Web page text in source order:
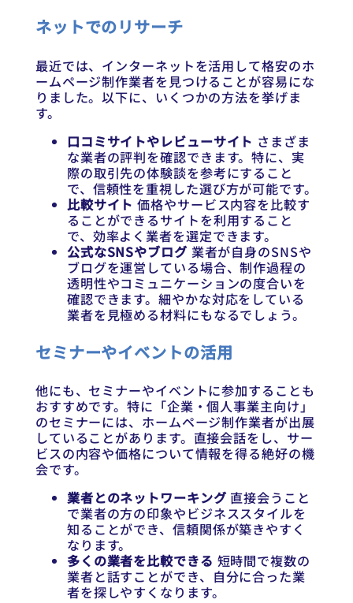
ネットでのリサーチ
最近では、インターネットを活用して格安のホ
ームページ制作業者を見つけることが容易にな
りました。以下に、いくつかの方法を挙げま
す。
口コミサイトやレビューサイト さまざま
な業者の評判を確認できます。特に、実
際の取引先の体験談を参考にすること
で、信頼性を重視した選び方が可能です。
比較サイト 価格やサービス内容を比較す
ることができるサイトを利用すること
で、効率よく業者を選定できます。
公式なSNSやブログ業者が自身のSNSや
ブログを運営している場合、制作過程の
透明性やコミュニケーションの度合いを
確認できます。細やかな対応をしている
業者を見極める材料にもなるでしょう。
セミナーやイベントの活用
他にも、セミナーやイベントに参加することも
おすすめです。特に「企業・個人事業主向け」
のセミナーには、ホームページ制作業者が出展
していることがあります。直接会話をし、サー
ビスの内容や価格について情報を得る絶好の機
会です。
業者とのネットワーキング直接会うこと
で業者の方の印象やビジネススタイルを
知ることができ、信頼関係が築きやすく
なります。
多くの業者を比較できる 短時間で複数の
業者と話すことができ、自分に合った業
者を探しやすくなります。